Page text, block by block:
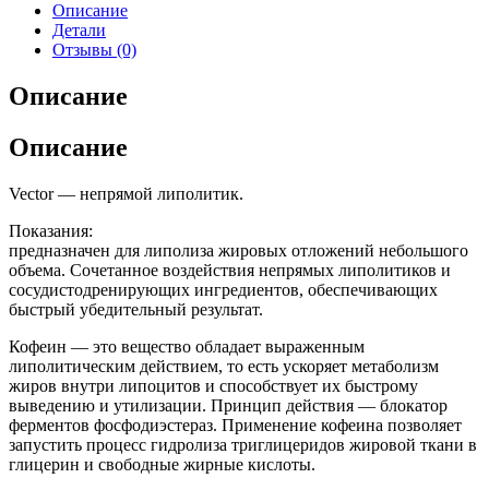
укрепления
кожи
Описание
Детали
Отзывы (0)
Описание
Описание
Vector — непрямой липолитик.
Показания:
предназначен для липолиза жировых отложений небольшого
объема. Сочетанное воздействия непрямых липолитиков и
сосудистодренирующих ингредиентов, обеспечивающих
быстрый убедительный результат.
Кофеин — это вещество обладает выраженным
липолитическим действием, то есть ускоряет метаболизм
жиров внутри липоцитов и способствует их быстрому
выведению и утилизации. Принцип действия — блокатор
ферментов фосфодиэстераз. Применение кофеина позволяет
запустить процесс гидролиза триглицеридов жировой ткани в
глицерин и свободные жирные кислоты.